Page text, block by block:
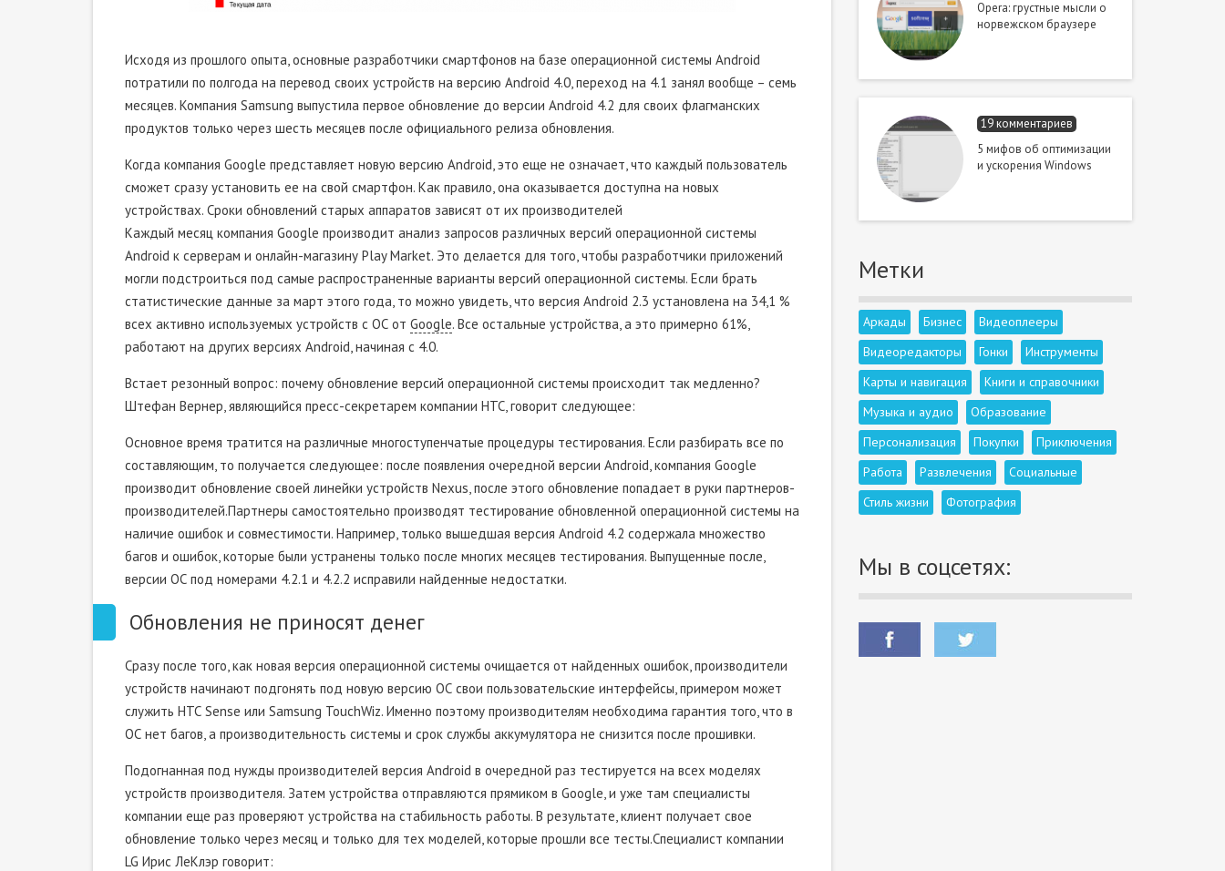
Исходя из прошлого опыта, основные разработчики смартфонов на базе операционной системы Android
потратили по полгода на перевод своих устройств на версию Android 4.0, переход на 4.1 занял вообще – семь
месяцев. Компания Samsung выпустила первое обновление до версии Android 4.2 для своих флагманских
продуктов только через шесть месяцев после официального релиза обновления.
Когда компания Google представляет новую версию Android, это еще не означает, что каждый пользователь
сможет сразу установить ее на свой смартфон. Как правило, она оказывается доступна на новых
устройствах. Сроки обновлений старых аппаратов зависят от их производителей
Каждый месяц компания Google производит анализ запросов различных версий операционной системы
Android к серверам и онлайн-магазину Play Market. Это делается для того, чтобы разработчики приложений
могли подстроиться под самые распространенные варианты версий операционной системы. Если брать
статистические данные за март этого года, то можно увидеть, что версия Android 2.3 установлена на 34,1 %
всех активно используемых устройств с ОС от Google. Все остальные устройства, а это примерно 61%,
работают на других версиях Android, начиная с 4.0.
Встает резонный вопрос: почему обновление версий операционной системы происходит так медленно?
Штефан Вернер, являющийся пресс-секретарем компании НТС, говорит следующее:
Основное время тратится на различные многоступенчатые процедуры тестирования. Если разбирать все по
составляющим, то получается следующее: после появления очередной версии Android, компания Google
производит обновление своей линейки устройств Nexus, после этого обновление попадает в руки партнеров-
производителей.Партнеры самостоятельно производят тестирование обновленной операционной системы на
наличие ошибок и совместимости. Например, только вышедшая версия Android 4.2 содержала множество
багов и ошибок, которые были устранены только после многих месяцев тестирования. Выпущенные после,
версии ОС под номерами 4.2.1 и 4.2.2 исправили найденные недостатки.
Обновления не приносят денег
Сразу после того, как новая версия операционной системы очищается от найденных ошибок, производители
устройств начинают подгонять под новую версию ОС свои пользовательские интерфейсы, примером может
служить НТС Sense или Samsung TouchWiz. Именно поэтому производителям необходима гарантия того, что в
ОС нет багов, а производительность системы и срок службы аккумулятора не снизится после прошивки.
Подогнанная под нужды производителей версия Android в очередной раз тестируется на всех моделях
устройств производителя. Затем устройства отправляются прямиком в Google, и уже там специалисты
компании еще раз проверяют устройства на стабильность работы. В результате, клиент получает свое
обновление только через месяц и только для тех моделей, которые прошли все тесты.Специалист компании
LG Ирис ЛеКлэр говорит:
Opera: грустные мысли о
норвежском браузере
19 комментариев
5 мифов об оптимизации
и ускорения Windows
Метки
Аркады Бизнес
Видеоплееры
Видеоредакторы
Гонки
Инструменты
Карты и навигация
Книги и справочники
Музыка и аудио
Образование
Персонализация
Покупки
Приключения
Работа
Развлечения
Социальные
Стиль жизни
Фотография
Мы в соцсетях: